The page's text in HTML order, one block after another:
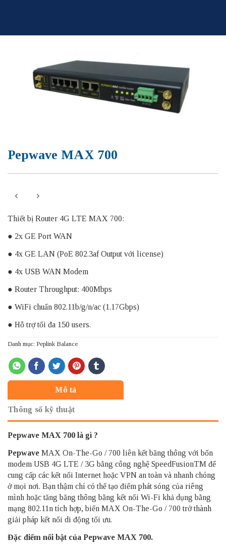
Pepwave MAX 700
Thiết bị Router 4G LTE MAX 700:
● 2x GE Port WAN
● 4x GE LAN (PoE 802.3af Output với license)
● 4x USB WAN Modem
● Router Throughput: 400Mbps
● WiFi chuẩn 802.11b/g/n/ac (1.17Gbps)
● Hỗ trợ tối đa 150 users.
Danh mục: Peplink Balance
Mô tả
Thông số kỹ thuật
Pepwave MAX 700 là gì ?
Pepwave MAX On-The-Go / 700 liên kết băng thông với bốn
modem USB 4G LTE / 3G bằng công nghệ SpeedFusionTM để
cung cấp các kết nối Internet hoặc VPN an toàn và nhanh chóng
ở mọi nơi. Bạn thậm chí có thể tạo điểm phát sóng của riêng
mình hoặc tăng băng thông bằng kết nối Wi-Fi khả dụng bằng
mạng 802.11n tích hợp, biến MAX On-The-Go / 700 trở thành
giải pháp kết nối di động tối ưu.
Đặc điểm nổi bật của Pepwave MAX 700.